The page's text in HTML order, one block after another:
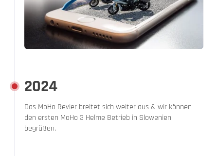
2024
Das MoHo Revier breitet sich weiter aus & wir können
den ersten MoHo 3 Helme Betrieb in Slowenien
begrüßen.